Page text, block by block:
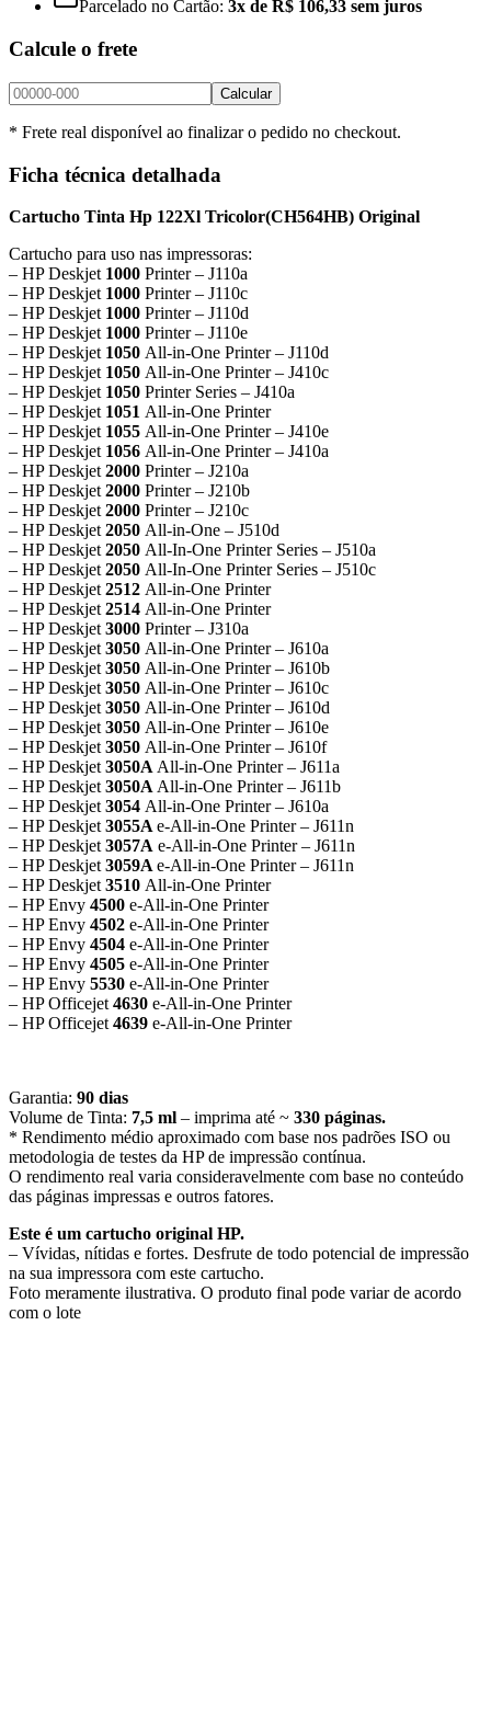
Parcelado no Cartão: 3x de R$ 106,33 sem juros
Calcule o frete
Calcular
* Frete real disponível ao finalizar o pedido no checkout.
Ficha técnica detalhada
Cartucho Tinta Hp 122Xl Tricolor(CH564HB) Original
Cartucho para uso nas impressoras:
– HP Deskjet 1000 Printer – J110a
– HP Deskjet 1000 Printer – J110c
– HP Deskjet 1000 Printer – J110d
– HP Deskjet 1000 Printer – J110e
– HP Deskjet 1050 All-in-One Printer – J110d
– HP Deskjet 1050 All-in-One Printer – J410c
– HP Deskjet 1050 Printer Series – J410a
– HP Deskjet 1051 All-in-One Printer
– HP Deskjet 1055 All-in-One Printer – J410e
– HP Deskjet 1056 All-in-One Printer – J410a
– HP Deskjet 2000 Printer – J210a
– HP Deskjet 2000 Printer – J210b
– HP Deskjet 2000 Printer – J210c
– HP Deskjet 2050 All-in-One – J510d
– HP Deskjet 2050 All-In-One Printer Series – J510a
– HP Deskjet 2050 All-In-One Printer Series – J510c
– HP Deskjet 2512 All-in-One Printer
– HP Deskjet 2514 All-in-One Printer
– HP Deskjet 3000 Printer – J310a
– HP Deskjet 3050 All-in-One Printer – J610a
– HP Deskjet 3050 All-in-One Printer – J610b
– HP Deskjet 3050 All-in-One Printer – J610c
– HP Deskjet 3050 All-in-One Printer – J610d
– HP Deskjet 3050 All-in-One Printer – J610e
– HP Deskjet 3050 All-in-One Printer – J610f
– HP Deskjet 3050A All-in-One Printer – J611a
– HP Deskjet 3050A All-in-One Printer – J611b
– HP Deskjet 3054 All-in-One Printer – J610a
– HP Deskjet 3055A e-All-in-One Printer – J611n
– HP Deskjet 3057A e-All-in-One Printer – J611n
– HP Deskjet 3059A e-All-in-One Printer – J611n
– HP Deskjet 3510 All-in-One Printer
– HP Envy 4500 e-All-in-One Printer
– HP Envy 4502 e-All-in-One Printer
– HP Envy 4504 e-All-in-One Printer
– HP Envy 4505 e-All-in-One Printer
– HP Envy 5530 e-All-in-One Printer
– HP Officejet 4630 e-All-in-One Printer
– HP Officejet 4639 e-All-in-One Printer
Garantia: 90 dias
Volume de Tinta: 7,5 ml – imprima até ~ 330 páginas.
* Rendimento médio aproximado com base nos padrões ISO ou
metodologia de testes da HP de impressão contínua.
O rendimento real varia consideravelmente com base no conteúdo
das páginas impressas e outros fatores.
Este é um cartucho original HP.
– Vívidas, nítidas e fortes. Desfrute de todo potencial de impressão
na sua impressora com este cartucho.
Foto meramente ilustrativa. O produto final pode variar de acordo
com o lote